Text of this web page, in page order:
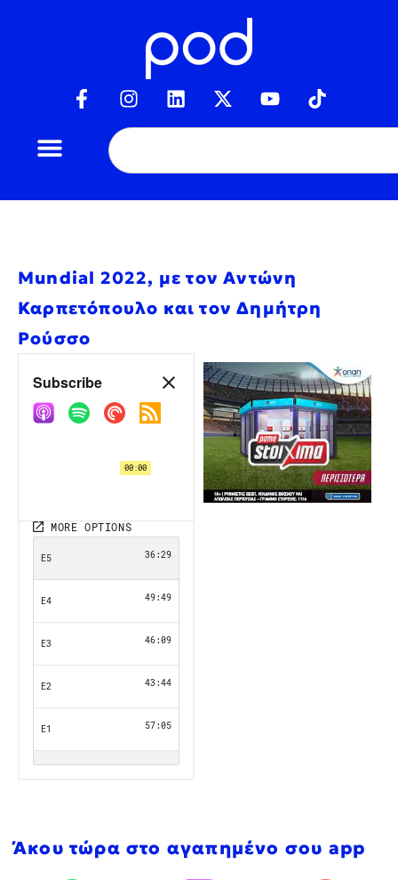
Mundial 2022, με τον Αντώνη
Καρπετόπουλο και τον Δημήτρη
Ρούσσο
Άκου τώρα στο αγαπημένο σου app